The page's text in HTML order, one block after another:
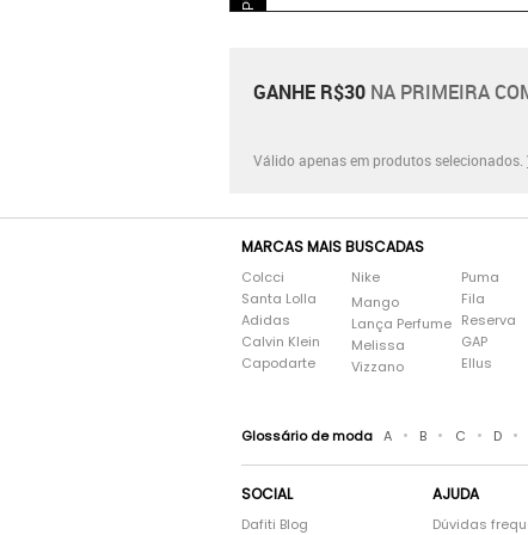
GANHE R$30 NA PRIMEIRA
Válido apenas em produtos selecionados.
MARCAS MAIS BUSCADAS
Colcci
Santa Lolla
Adidas
Calvin Klein
Capodarte
Nike
Mango
Lança Perfume
Melissa
Vizzano
Puma
Fila
Reserva
GAP
Ellus
Glossário de moda A • B • C • D •
SOCIAL
Dafiti Blog
AJUDA
Dúvidas